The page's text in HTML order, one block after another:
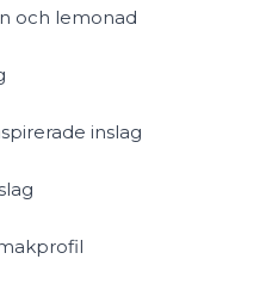
och lemonad
inslag